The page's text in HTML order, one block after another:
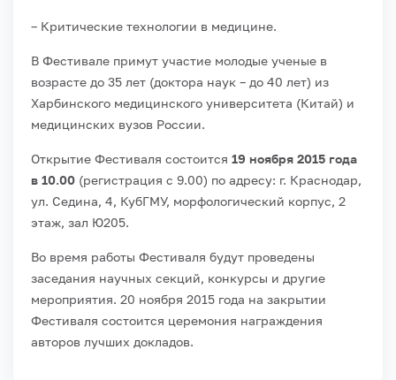
– Критические технологии в медицине.
В Фестивале примут участие молодые ученые в
возрасте до 35 лет (доктора наук – до 40 лет) из
Харбинского медицинского университета (Китай) и
медицинских вузов России.
Открытие Фестиваля состоится 19 ноября 2015 года
в 10.00 (регистрация с 9.00) по адресу: г. Краснодар,
ул. Седина, 4, КубГМУ, морфологический корпус, 2
этаж, зал Ю205.
Во время работы Фестиваля будут проведены
заседания научных секций, конкурсы и другие
мероприятия. 20 ноября 2015 года на закрытии
Фестиваля состоится церемония награждения
авторов лучших докладов.